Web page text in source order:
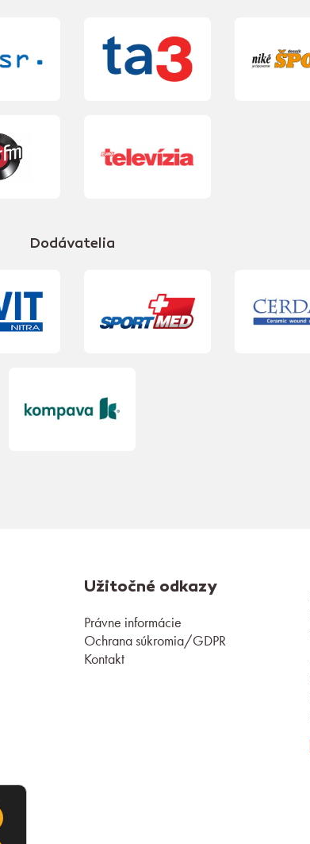
Dodávatelia
Užitočné odkazy
Právne informácie
Ochrana súkromia/GDPR
Kontakt